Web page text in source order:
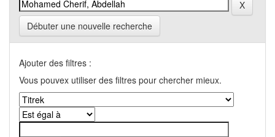
Débuter une nouvelle recherche
Ajouter des filtres :
Vous pouvex utiliser des filtres pour chercher mieux.